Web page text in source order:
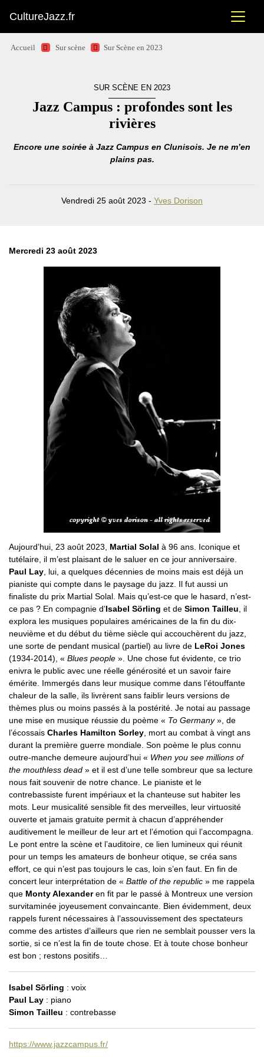
CultureJazz.fr
Accueil Sur scène Sur Scène en 2023
SUR SCÈNE EN 2023
Jazz Campus : profondes sont les
rivières
Encore une soirée à Jazz Campus en Clunisois. Je ne m’en
plains pas.
Vendredi 25 août 2023 - Yves Dorison
Mercredi 23 août 2023
Aujourd’hui, 23 août 2023, Martial Solal à 96 ans. Iconique et
tutélaire, il m’est plaisant de le saluer en ce jour anniversaire.
Paul Lay , lui, a quelques décennies de moins mais est déjà un
pianiste qui compte dans le paysage du jazz. Il fut aussi un
finaliste du prix Martial Solal. Mais qu’est-ce que le hasard, n’est-
ce pas ? En compagnie d’Isabel Sörling et de Simon Tailleu , il
explora les musiques populaires américaines de la fin du dix-
neuvième et du début du tième siècle qui accouchèrent du jazz,
une sorte de pendant musical (partiel) au livre de LeRoi Jones
(1934-2014), « Blues people ». Une chose fut évidente, ce trio
enivra le public avec une réelle générosité et un savoir faire
émérite. Immergés dans leur musique comme dans l’étouffante
chaleur de la salle, ils livrèrent sans faiblir leurs versions de
thèmes plus ou moins passés à la postérité. Je notai au passage
une mise en musique réussie du poème « To Germany», de
l’écossais Charles Hamilton Sorley , mort au combat à vingt ans
durant la première guerre mondiale. Son poème le plus connu
outre-manche demeure aujourd’hui « When you see millions of
the mouthless dead » et il est d’une telle sombreur que sa lecture
nous fait souvenir de notre chance. Le pianiste et le
contrebassiste furent impériaux et la chanteuse sut habiter les
mots. Leur musicalité sensible fit des merveilles, leur virtuosité
ouverte et jamais gratuite permit à chacun d’appréhender
auditivement le meilleur de leur art et l’émotion qui l’accompagna.
Le pont entre la scène et l’auditoire, ce lien lumineux qui réunit
pour un temps les amateurs de bonheur otique, se créa sans
effort, ce qui n’est pas toujours le cas, loin s’en faut. En fin de
concert leur interprétation de « Battle of the republic » me rappela
que Monty Alexanderen fit par le passé à Montreux une version
survitaminée joyeusement convaincante. Bien évidemment, deux
rappels furent nécessaires à l’assouvissement des spectateurs
comme des artistes d’ailleurs que rien ne semblait pousser vers la
sortie, si ce n’est la fin de toute chose. Et à toute chose bonheur
est bon ; restons positifs…
Isabel Sörling : voix
Paul Lay : piano
Simon Tailleu : contrebasse
https://www.jazzcampus.fr/